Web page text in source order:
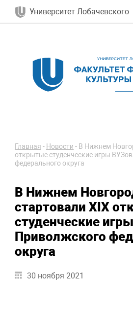
Университет Лобачевского
Главная - Новости - В Нижнем
открытые студенческие игры
федерального округа
В Нижнем
стартовали XIX
студенческие
Приволжского
округа
30 ноября 2021